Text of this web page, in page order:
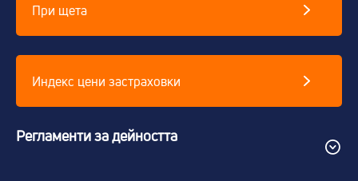
При щета
Индекс цени застраховки
Регламенти за дейността